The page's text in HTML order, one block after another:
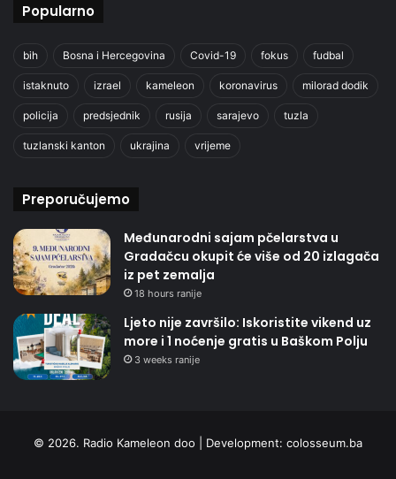
Popularno
bih Bosna i Hercegovina Covid-19 fokus fudbal
istaknuto izrael kameleon koronavirus milorad dodik
policija predsjednik rusija sarajevo tuzla
tuzlanski kanton ukrajina vrijeme
Preporučujemo
Međunarodni sajam pčelarstva u
Gradačcu okupit će više od 20 izlagača
iz pet zemalja
18 hours ranije
Ljeto nije završilo: Iskoristite vikend uz
more i 1 noćenje gratis u Baškom Polju
3 weeks ranije
© 2026. Radio Kameleon doo | Development: colosseum.ba